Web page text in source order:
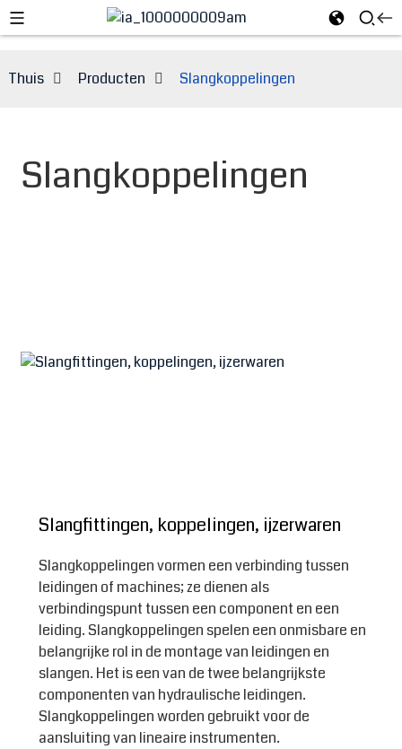
Thuis Producten Slangkoppelingen
Slangkoppelingen
Slangfittingen, koppelingen, ijzerwaren
Slangkoppelingen vormen een verbinding tussen
leidingen of machines; ze dienen als
verbindingspunt tussen een component en een
leiding. Slangkoppelingen spelen een onmisbare en
belangrijke rol in de montage van leidingen en
slangen. Het is een van de twee belangrijkste
componenten van hydraulische leidingen.
Slangkoppelingen worden gebruikt voor de
aansluiting van lineaire instrumenten.